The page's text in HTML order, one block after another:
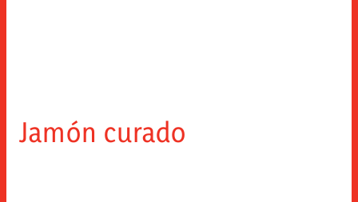
Jamón curado